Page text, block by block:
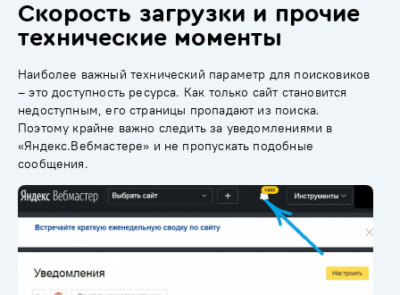
Скорость загрузки и прочие
технические моменты
Наиболее важный технический параметр для поисковиков
– это доступность ресурса. Как только сайт становится
недоступным, его страницы пропадают из поиска.
Поэтому крайне важно следить за уведомлениями в
«Яндекс.Вебмастере» и не пропускать подобные
сообщения.